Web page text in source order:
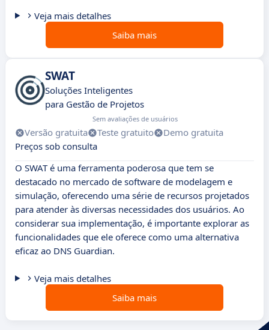
Veja mais detalhes
Saiba mais
SWAT
Soluções Inteligentes
para Gestão de Projetos
Sem avaliações de usuários
Versão gratuita Teste gratuito
Demo gratuita
Preços sob consulta
O SWAT é uma ferramenta poderosa que tem se
destacado no mercado de software de modelagem e
simulação, oferecendo uma série de recursos projetados
para atender às diversas necessidades dos usuários. Ao
considerar sua implementação, é importante explorar as
funcionalidades que ele oferece como uma alternativa
eficaz ao DNS Guardian.
Veja mais detalhes
Saiba mais